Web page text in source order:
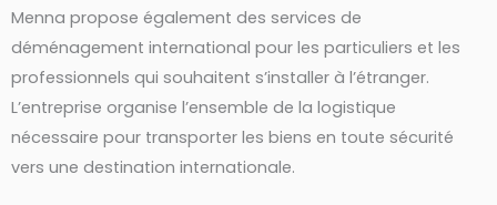
Menna propose également des services de
déménagement international pour les particuliers et les
professionnels qui souhaitent s’installer à l’étranger.
L’entreprise organise l’ensemble de la logistique
nécessaire pour transporter les biens en toute sécurité
vers une destination internationale.